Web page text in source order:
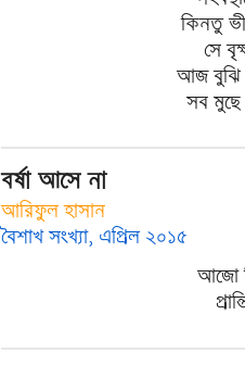
কিনতু
সে
আজ বুঝি
সব মুছে
বর্ষা আসে না
আরিফুল হাসান
বৈশাখ সংখ্যা, এপ্রিল ২০১৫
আজো